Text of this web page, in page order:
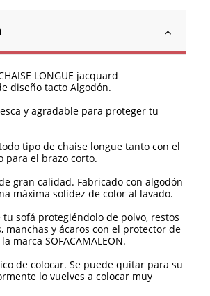
LONGUE jacquard
diseño tacto Algodón.
y agradable para proteger tu
tipo de chaise longue tanto con el
para el brazo corto.
gran calidad. Fabricado con algodón
máxima solidez de color al lavado.
sofá protegiéndolo de polvo, restos
manchas y ácaros con el protector de
marca SOFACAMALEON.
de colocar. Se puede quitar para su
lo vuelves a colocar muy